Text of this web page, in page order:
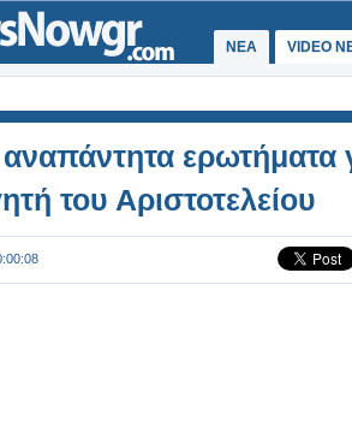
ΝΕΑ VIDEO
ερωτήματα
του Αριστοτελείου